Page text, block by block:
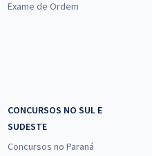
Exame de Ordem
CONCURSOS NO SUL E
SUDESTE
Concursos no Paraná